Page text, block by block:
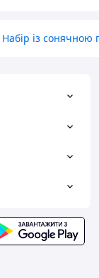
Набір із сонячною